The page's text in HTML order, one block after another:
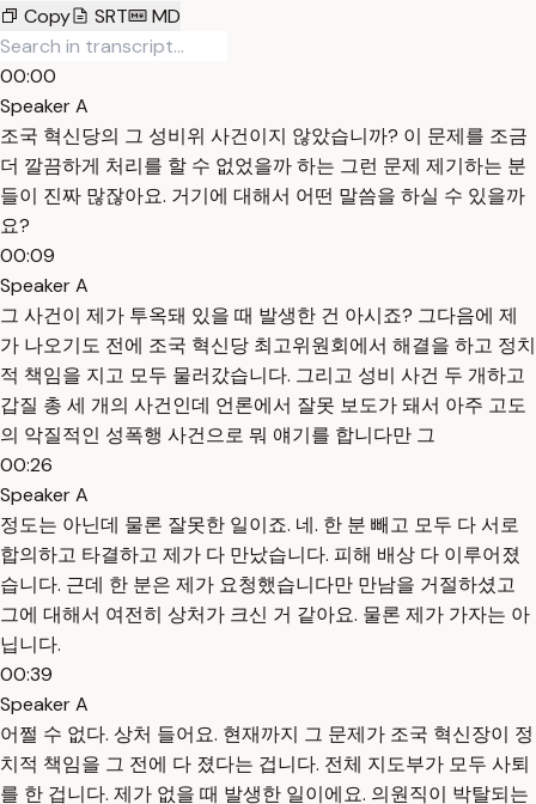
Copy
SRT MD
00:00
Speaker A
조국 혁신당의 그 성비위 사건이지 않았습니까? 이 문제를 조금
더 깔끔하게 처리를 할 수 없었을까 하는 그런 문제 제기하는 분
들이 진짜 많잖아요. 거기에 대해서 어떤 말씀을 하실 수 있을까
요?
00:09
Speaker A
그 사건이 제가 투옥돼 있을 때 발생한 건 아시죠? 그다음에 제
가 나오기도 전에 조국 혁신당 최고위원회에서 해결을 하고 정치
적 책임을 지고 모두 물러갔습니다. 그리고 성비 사건 두 개하고
갑질 총 세 개의 사건인데 언론에서 잘못 보도가 돼서 아주 고도
의 악질적인 성폭행 사건으로 뭐 얘기를 합니다만 그
00:26
Speaker A
정도는 아닌데 물론 잘못한 일이죠. 네. 한 분 빼고 모두 다 서로
합의하고 타결하고 제가 다 만났습니다. 피해 배상 다 이루어졌
습니다. 근데 한 분은 제가 요청했습니다만 만남을 거절하셨고
그에 대해서 여전히 상처가 크신 거 같아요. 물론 제가 가자는 아
닙니다.
00:39
Speaker A
어쩔 수 없다. 상처 들어요. 현재까지 그 문제가 조국 혁신장이 정
치적 책임을 그 전에 다 졌다는 겁니다. 전체 지도부가 모두 사퇴
를 한 겁니다. 제가 없을 때 발생한 일이에요. 의원직이 박탈되는